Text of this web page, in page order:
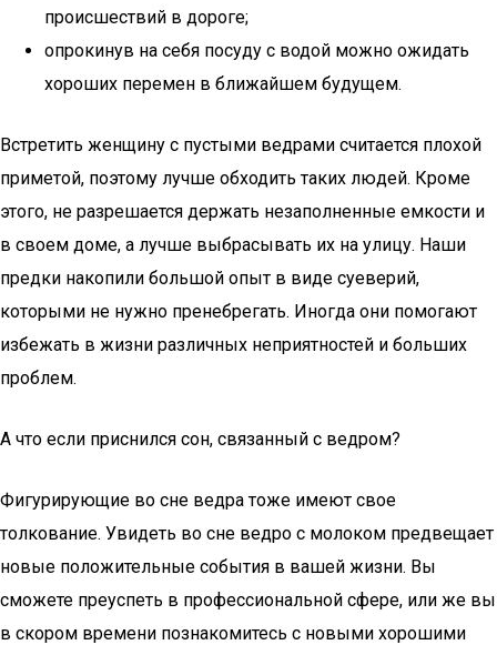
происшествий в дороге;
опрокинув на себя посуду с водой можно ожидать
хороших перемен в ближайшем будущем.
Встретить женщину с пустыми ведрами считается плохой
приметой, поэтому лучше обходить таких людей. Кроме
этого, не разрешается держать незаполненные емкости и
в своем доме, а лучше выбрасывать их на улицу. Наши
предки накопили большой опыт в виде суеверий,
которыми не нужно пренебрегать. Иногда они помогают
избежать в жизни различных неприятностей и больших
проблем.
А что если приснился сон, связанный с ведром?
Фигурирующие во сне ведра тоже имеют свое
толкование. Увидеть во сне ведро с молоком предвещает
новые положительные события в вашей жизни. Вы
сможете преуспеть в профессиональной сфере, или же вы
в скором времени познакомитесь с новыми хорошими